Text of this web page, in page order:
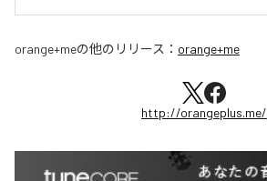
orange+meの他のリリース： orange+me
http://orangeplus.me/